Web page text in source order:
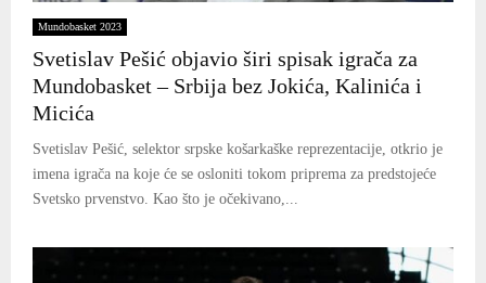
Mundobasket 2023
Svetislav Pešić objavio širi spisak igrača za
Mundobasket – Srbija bez Jokića, Kalinića i
Micića
Svetislav Pešić, selektor srpske košarkaške reprezentacije, otkrio je
imena igrača na koje će se osloniti tokom priprema za predstojeće
Svetsko prvenstvo. Kao što je očekivano,...